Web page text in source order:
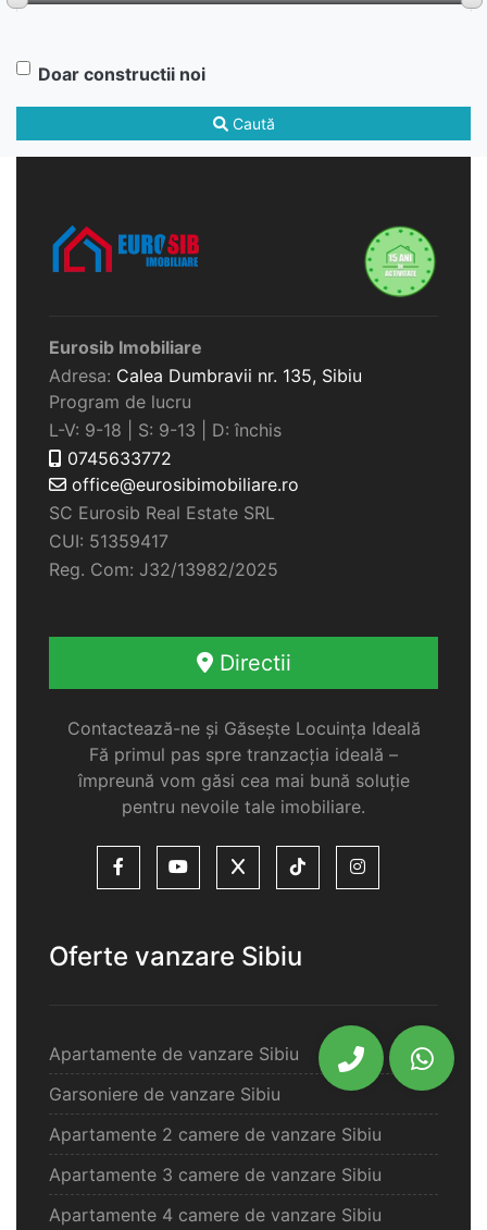
Doar constructii noi
Caută
Eurosib Imobiliare
Adresa: Calea Dumbravii nr. 135, Sibiu
Program de lucru
L-V: 9-18 | S: 9-13 | D: închis
0745633772
office@eurosibimobiliare.ro
SC Eurosib Real Estate SRL
CUI: 51359417
Reg. Com: J32/13982/2025
Directii
Contactează-ne și Găsește Locuința Ideală
Fă primul pas spre tranzacția ideală –
împreună vom găsi cea mai bună soluție
pentru nevoile tale imobiliare.
Oferte vanzare Sibiu
Apartamente de vanzare Sibiu
Garsoniere de vanzare Sibiu
Apartamente 2 camere de vanzare Sibiu
Apartamente 3 camere de vanzare Sibiu
Apartamente 4 camere de vanzare Sibiu